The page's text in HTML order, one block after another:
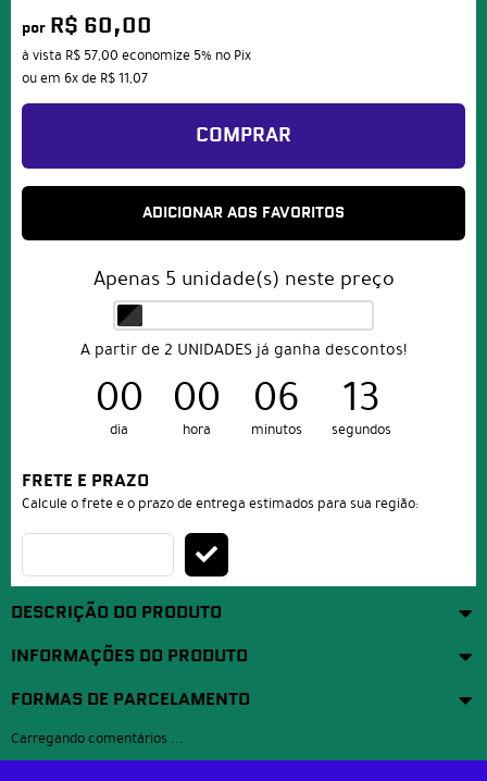
por R$ 60,00
à vista R$ 57,00 economize 5% no Pix
ou em 6xde R$ 11,07
COMPRAR
ADICIONAR AOS FAVORITOS
Apenas 5 unidade(s) neste preço
A partir de 2 UNIDADES já ganha descontos!
00
dia
00
hora
06
minutos
13
segundos
FRETE E PRAZO
Calcule o frete e o prazo de entrega estimados para sua região:
DESCRIÇÃO DO PRODUTO
INFORMAÇÕES DO PRODUTO
FORMAS DE PARCELAMENTO
Carregando comentários ...